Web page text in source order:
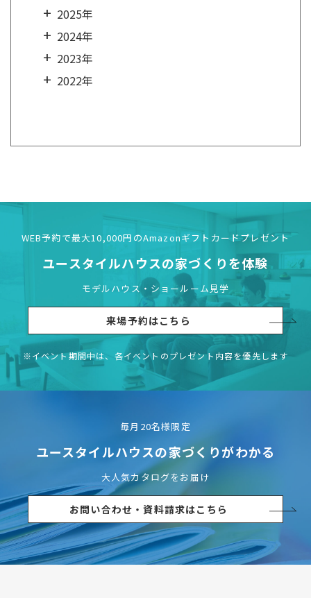
2025年
2024年
2023年
2022年
WEB予約で最大10,000円のAmazonギフトカードプレゼント
ユースタイルハウスの家づくりを体験
モデルハウス・ショールーム見学
来場予約はこちら
※イベント期間中は、各イベントのプレゼント内容を優先します
毎月20名様限定
ユースタイルハウスの家づくりがわかる
大人気カタログをお届け
お問い合わせ・資料請求はこちら